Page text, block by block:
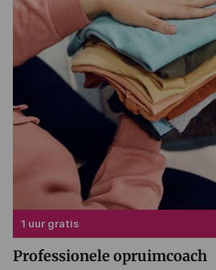
1 uur gratis
Professionele opruimcoach